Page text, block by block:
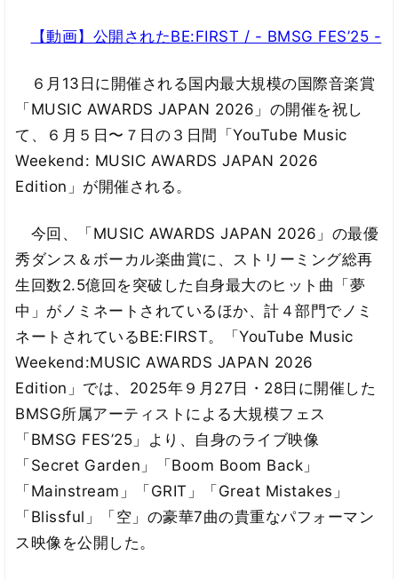
【動画】公開されたBE:FIRST / - BMSG FES’25 -
６月13日に開催される国内最大規模の国際音楽賞
「MUSIC AWARDS JAPAN 2026」の開催を祝し
て、６月５日〜７日の３日間「YouTube Music
Weekend: MUSIC AWARDS JAPAN 2026
Edition」が開催される。
今回、「MUSIC AWARDS JAPAN 2026」の最優
秀ダンス＆ボーカル楽曲賞に、ストリーミング総再
生回数2.5億回を突破した自身最大のヒット曲「夢
中」がノミネートされているほか、計４部門でノミ
ネートされているBE:FIRST。「YouTube Music
Weekend:MUSIC AWARDS JAPAN 2026
Edition」では、2025年９月27日・28日に開催した
BMSG所属アーティストによる大規模フェス
「BMSG FES’25」より、自身のライブ映像
「Secret Garden」「Boom Boom Back」
「Mainstream」「GRIT」「Great Mistakes」
「Blissful」「空」の豪華7曲の貴重なパフォーマン
ス映像を公開した。